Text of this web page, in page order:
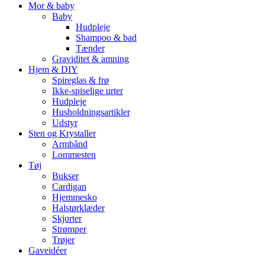
Mor & baby
Baby
Hudpleje
Shampoo & bad
Tænder
Graviditet & amning
Hjem & DIY
Spireglas & frø
Ikke-spiselige urter
Hudpleje
Husholdningsartikler
Udstyr
Sten og Krystaller
Armbånd
Lommesten
Tøj
Bukser
Cardigan
Hjemmesko
Halstørklæder
Skjorter
Strømper
Trøjer
Gaveidéer